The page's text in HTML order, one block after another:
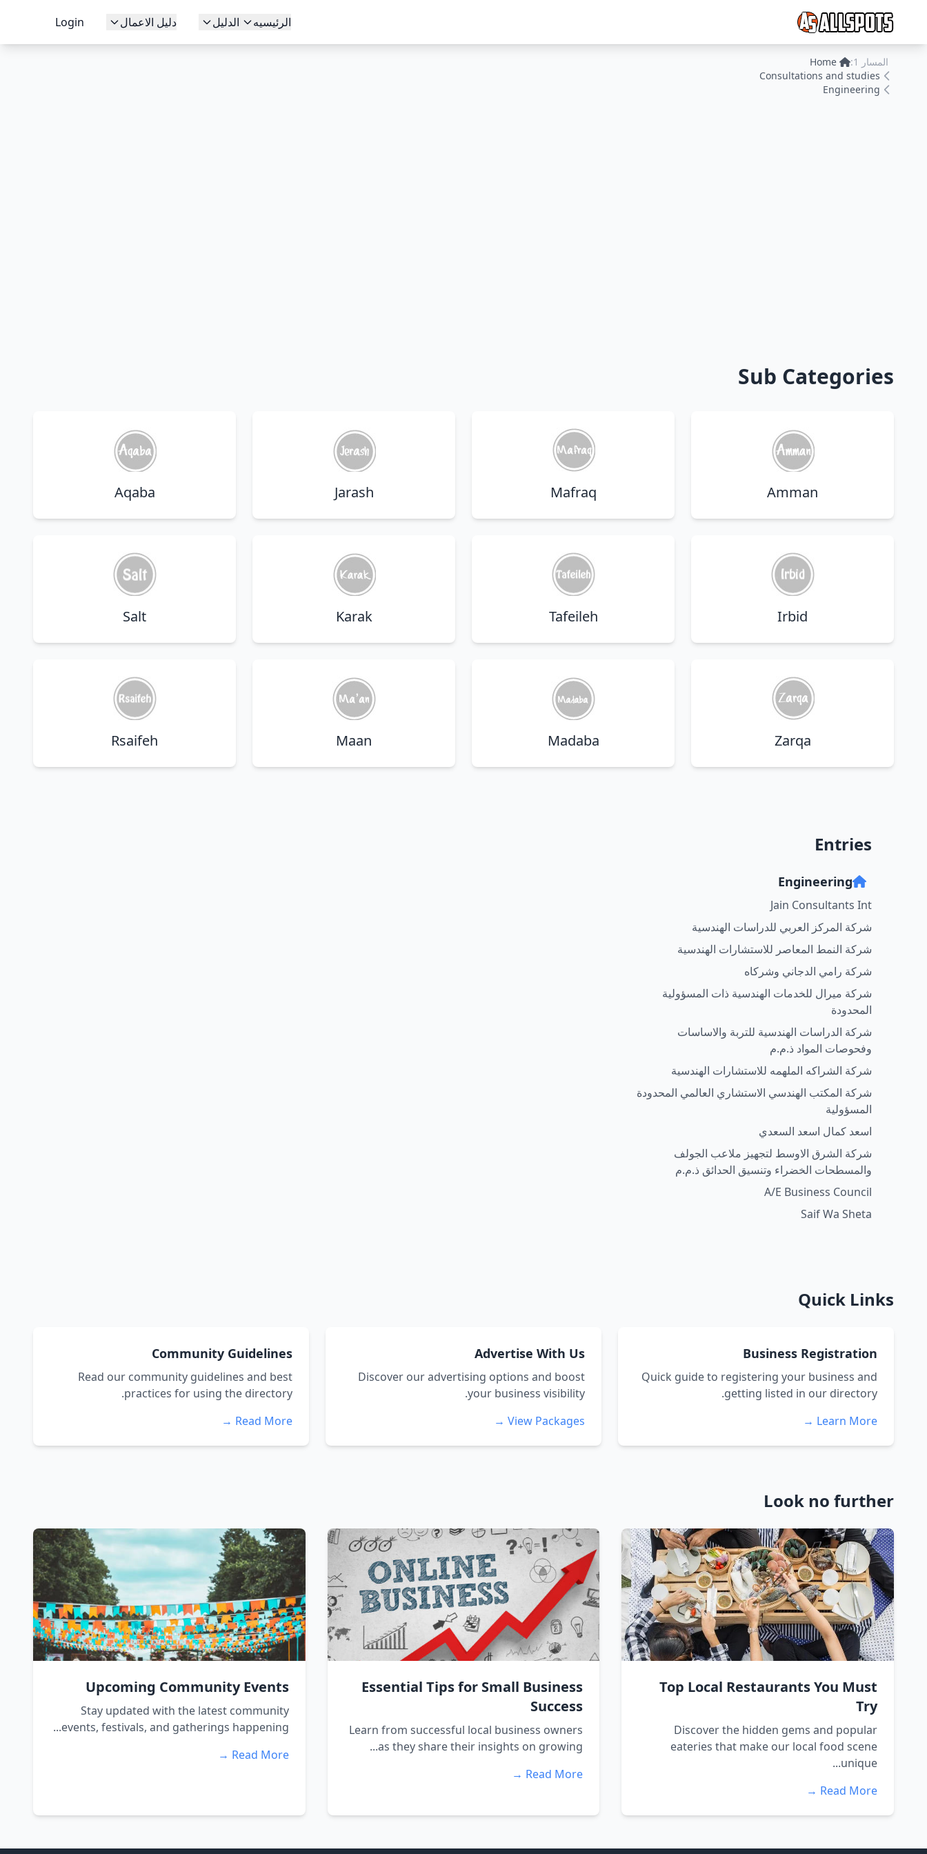
الرئيسيه الدليل دليل الاعمال Login
المسار 1:
Home
Consultations and studies
Engineering
Sub Categories
Amman
Mafraq
Jarash
Aqaba
Irbid
Tafeileh
Karak
Salt
Zarqa
Madaba
Maan
Rsaifeh
Entries
Engineering
Jain Consultants Int
شركة المركز العربي للدراسات الهندسية
شركة النمط المعاصر للاستشارات الهندسية
شركة رامي الدجاني وشركاه
شركة ميرال للخدمات الهندسية ذات المسؤولية
المحدودة
شركة الدراسات الهندسية للتربة والاساسات
وفحوصات المواد ذ.م.م
شركة الشراكه الملهمه للاستشارات الهندسية
شركة المكتب الهندسي الاستشاري العالمي المحدودة
المسؤولية
اسعد كمال اسعد السعدي
شركة الشرق الاوسط لتجهيز ملاعب الجولف
والمسطحات الخضراء وتنسيق الحدائق ذ.م.م
A/E Business Council
Saif Wa Sheta
Quick Links
Business Registration
Quick guide to registering your business and
getting listed in our directory.
Learn More →
Advertise With Us
Discover our advertising options and boost
your business visibility.
View Packages →
Community Guidelines
Read our community guidelines and best
practices for using the directory.
Read More →
Look no further
Top Local Restaurants You Must
Try
Discover the hidden gems and popular
eateries that make our local food scene
unique...
Read More →
Essential Tips for Small Business
Success
Learn from successful local business owners
as they share their insights on growing...
Read More →
Upcoming Community Events
Stay updated with the latest community
events, festivals, and gatherings happening...
Read More →